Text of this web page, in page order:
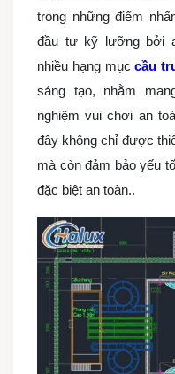
trong những điểm
đầu tư kỹ lưỡng bởi
nhiều hạng mụccầu
sáng tạo, nhằm
nghiệm vui chơi an
đây không chỉ được
mà còn đảm bảo yếu
đặc biệt an toàn..